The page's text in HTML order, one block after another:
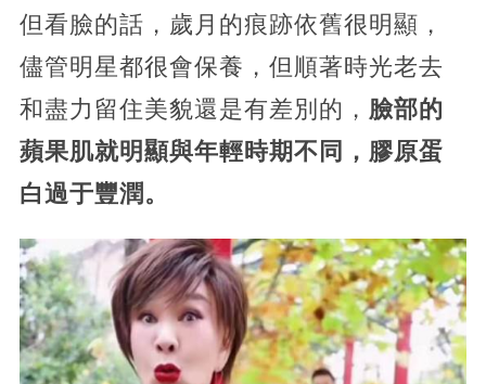
但看臉的話，歲月的痕跡依舊很明顯，
儘管明星都很會保養，但順著時光老去
和盡力留住美貌還是有差別的， 臉部的
蘋果肌就明顯與年輕時期不同，膠原蛋
白過于豐潤。